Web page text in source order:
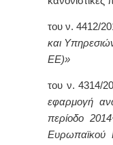
του ν. 4412/
και
ΕΕ)»
του ν. 4314/
εφαρμογή
περίοδο
Ευρωπαϊκού